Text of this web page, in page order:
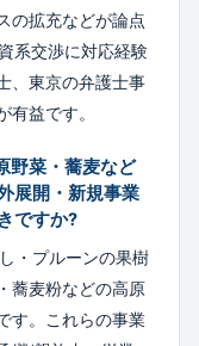
の拡充などが論点
系交渉に対応経験
、東京の弁護士事
益です。
野菜・蕎麦など
展開・新規事業
ですか?
・プルーンの果樹
蕎麦粉などの高原
す。これらの事業